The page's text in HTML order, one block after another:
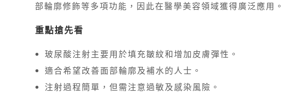
部輪廓修飾等多項功能，因此在醫學美容領域獲得廣泛應用。
重點搶先看
玻尿酸注射主要用於填充皺紋和增加皮膚彈性。
適合希望改善面部輪廓及補水的人士。
注射過程簡單，但需注意過敏及感染風險。